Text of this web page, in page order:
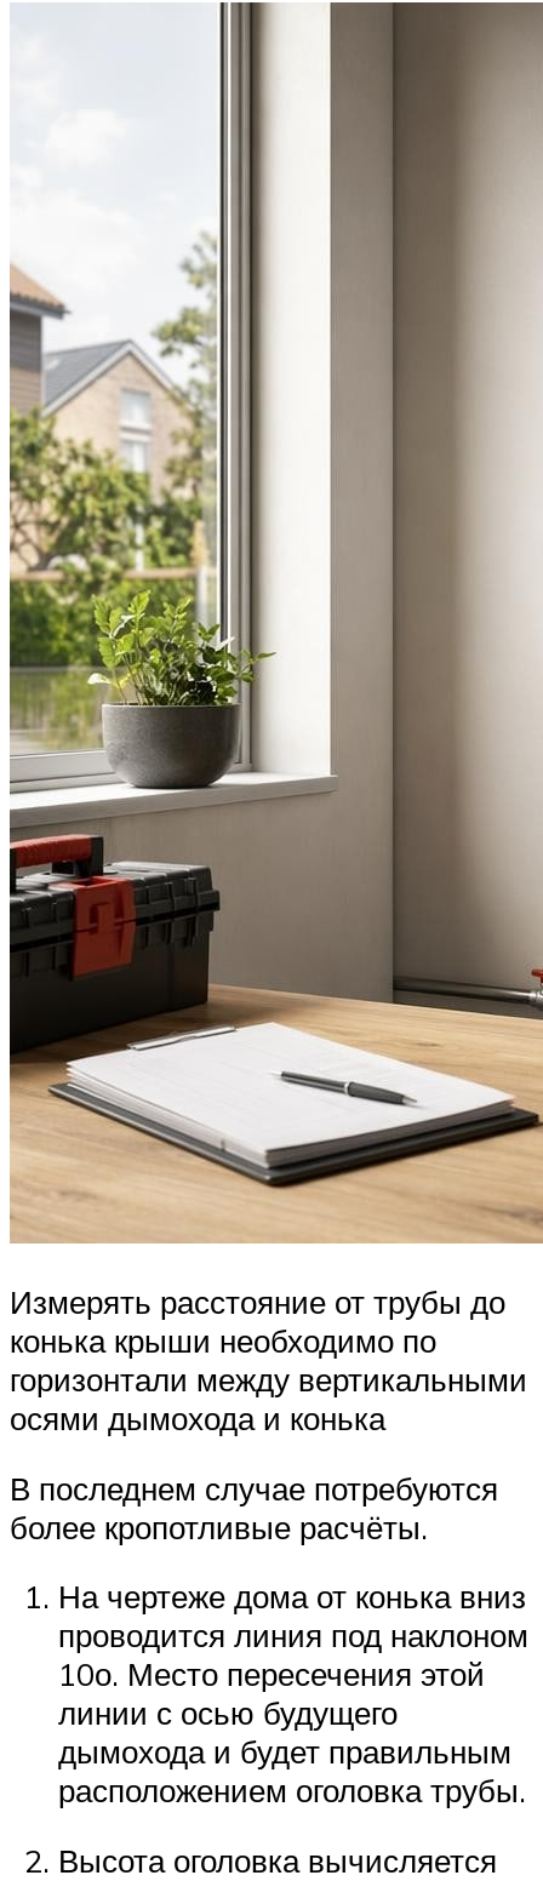
Измерять расстояние от трубы до
конька крыши необходимо по
горизонтали между вертикальными
осями дымохода и конька
В последнем случае потребуются
более кропотливые расчёты.
На чертеже дома от конька вниз
проводится линия под наклоном
10о. Место пересечения этой
линии с осью будущего
дымохода и будет правильным
расположением оголовка трубы.
Высота оголовка вычисляется